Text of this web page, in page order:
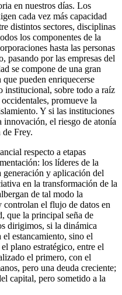
en nuestros días. Los
cada vez más capacidad
distintos sectores, disciplinas
los componentes de la
hasta las personas
pasando por las empresas del
se compone de una gran
pueden enriquecerse
institucional, sobre todo a raíz
promueve la
Y si las instituciones
innovación, el riesgo de atonía
de Frey.
respecto a etapas
los líderes de la
y aplicación del
en la transformación de la
de tal modo la
el flujo de datos en
que la principal seña de
dirigimos, si la dinámica
el estancamiento, sino el
plano estratégico, entre el
el primero, con el
pero una deuda creciente;
capital, pero sometido a la